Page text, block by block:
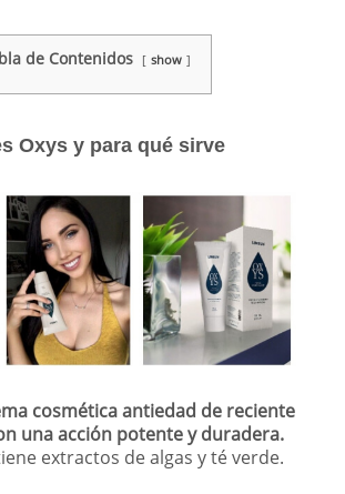
de Contenidos show
Oxys y para qué sirve
cosmética antiedad de reciente
una acción potente y duradera.
extractos de algas y té verde.